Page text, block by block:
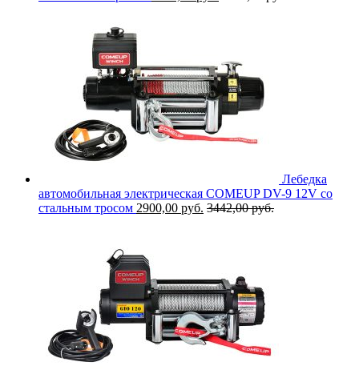
Лебедка
автомобильная электрическая COMEUP DV-9 12V со
стальным тросом 2900,00 руб. 3442,00руб.